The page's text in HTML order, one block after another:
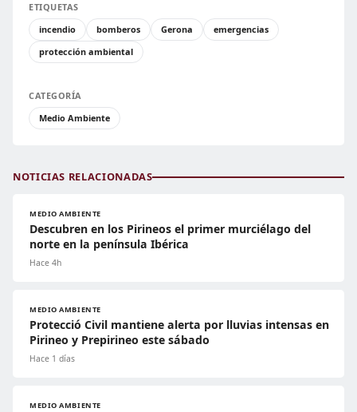
ETIQUETAS
incendio
bomberos Gerona
emergencias
protección ambiental
CATEGORÍA
Medio Ambiente
NOTICIAS RELACIONADAS
MEDIO AMBIENTE
Descubren en los Pirineos el primer murciélago del
norte en la península Ibérica
Hace 4h
MEDIO AMBIENTE
Protecció Civil mantiene alerta por lluvias intensas en
Pirineo y Prepirineo este sábado
Hace 1 días
MEDIO AMBIENTE